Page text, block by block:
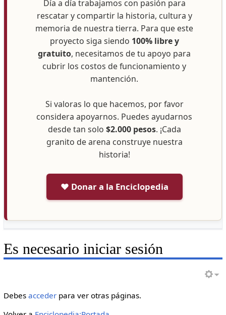
Día a día trabajamos con pasión para
rescatar y compartir la historia, cultura y
memoria de nuestra tierra. Para que este
proyecto siga siendo 100% libre y
gratuito, necesitamos de tu apoyo para
cubrir los costos de funcionamiento y
mantención.
Si valoras lo que hacemos, por favor
considera apoyarnos. Puedes ayudarnos
desde tan solo $2.000 pesos. ¡Cada
granito de arena construye nuestra
historia!
❤️ Donar a la Enciclopedia
Es necesario iniciar sesión
Debes accederpara ver otras páginas.